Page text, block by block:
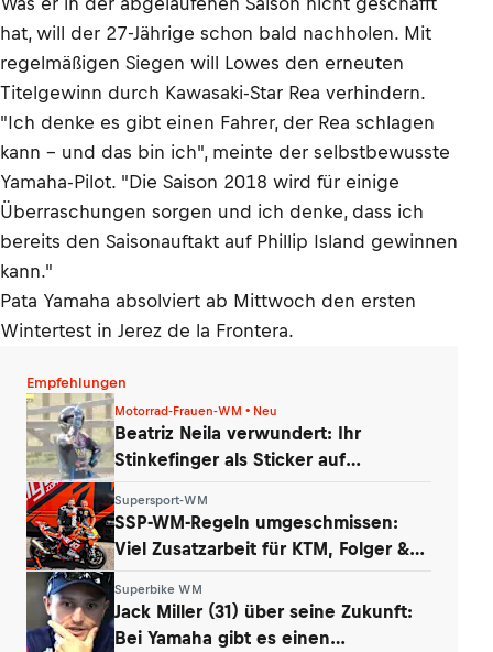
hat, will der 27-Jährige schon bald nachholen. Mit
regelmäßigen Siegen will Lowes den erneuten
Titelgewinn durch Kawasaki-Star Rea verhindern.
"Ich denke es gibt einen Fahrer, der Rea schlagen
kann – und das bin ich", meinte der selbstbewusste
Yamaha-Pilot. "Die Saison 2018 wird für einige
Überraschungen sorgen und ich denke, dass ich
bereits den Saisonauftakt auf Phillip Island gewinnen
kann."
Pata Yamaha absolviert ab Mittwoch den ersten
Wintertest in Jerez de la Frontera.
Empfehlungen
Motorrad-Frauen-WM • Neu
Beatriz Neila verwundert: Ihr
Stinkefinger als Sticker auf
Supersport-WM
SSP-WM-Regeln umgeschmissen:
Viel Zusatzarbeit für KTM, Folger &
Superbike WM
Jack Miller (31) über seine Zukunft:
Bei Yamaha gibt es einen